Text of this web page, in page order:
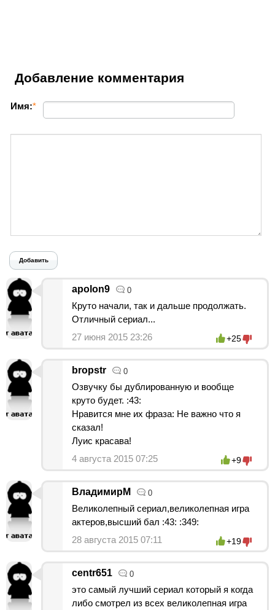
Добавление комментария
Имя:*
Добавить
apolon9 0
Круто начали, так и дальше продолжать.
Отличный сериал...
27 июня 2015 23:26
+25
bropstr 0
Озвучку бы дублированную и вообще
круто будет. :43:
Нравится мне их фраза: Не важно что я
сказал!
Луис красава!
4 августа 2015 07:25
+9
ВладимирМ 0
Великолепный сериал,великолепная игра
актеров,высший бал :43: :349:
28 августа 2015 07:11
+19
centr651 0
это самый лучший сериал который я когда
либо смотрел из всех великолепная игра